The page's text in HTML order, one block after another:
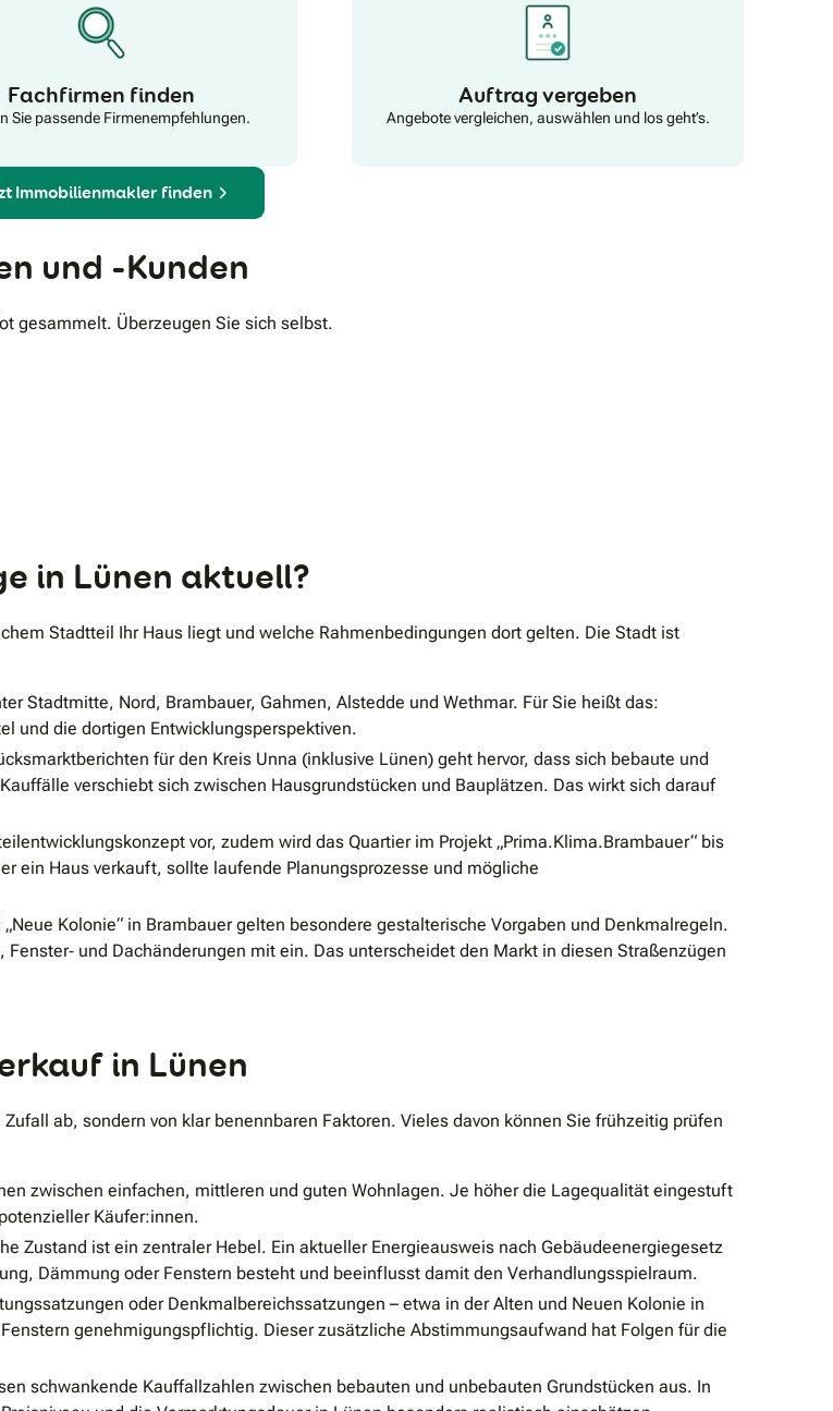
Fachfirmen finden
Sie passende Firmenempfehlungen.
Auftrag vergeben
Angebote vergleichen, auswählen und los geht’s.
Immobilienmakler finden
und -Kunden
gesammelt. Überzeugen Sie sich selbst.
in Lünen aktuell?
Stadtteil Ihr Haus liegt und welche Rahmenbedingungen dort gelten. Die Stadt ist
Stadtmitte, Nord, Brambauer, Gahmen, Alstedde und Wethmar. Für Sie heißt das:
und die dortigen Entwicklungsperspektiven.
für den Kreis Unna (inklusive Lünen) geht hervor, dass sich bebaute und
verschiebt sich zwischen Hausgrundstücken und Bauplätzen. Das wirkt sich darauf
vor, zudem wird das Quartier im Projekt „Prima.Klima.Brambauer“ bis
ein Haus verkauft, sollte laufende Planungsprozesse und mögliche
Kolonie“ in Brambauer gelten besondere gestalterische Vorgaben und Denkmalregeln.
und Dachänderungen mit ein. Das unterscheidet den Markt in diesen Straßenzügen
in Lünen
ab, sondern von klar benennbaren Faktoren. Vieles davon können Sie frühzeitig prüfen
zwischen einfachen, mittleren und guten Wohnlagen. Je höher die Lagequalität eingestuft
Käufer:innen.
Zustand ist ein zentraler Hebel. Ein aktueller Energieausweis nach Gebäudeenergiegesetz
Dämmung oder Fenstern besteht und beeinflusst damit den Verhandlungsspielraum.
oder Denkmalbereichssatzungen – etwa in der Alten und Neuen Kolonie in
genehmigungspflichtig. Dieser zusätzliche Abstimmungsaufwand hat Folgen für die
schwankende Kauffallzahlen zwischen bebauten und unbebauten Grundstücken aus. In